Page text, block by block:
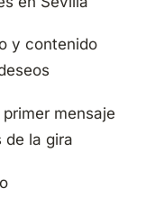
y contenido
primer mensaje
de la gira